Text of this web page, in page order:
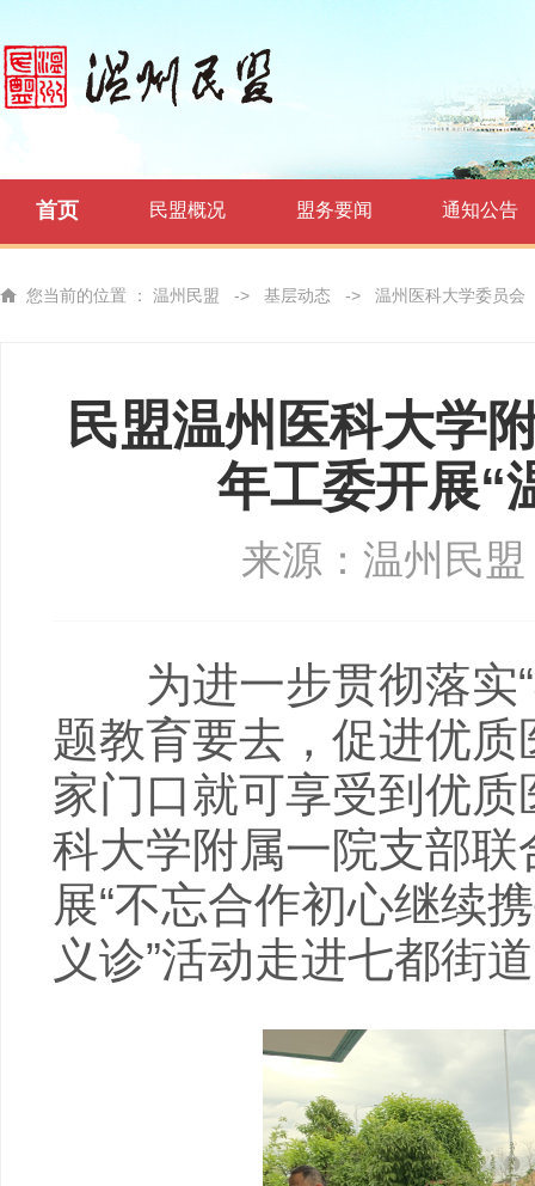
首页 民盟概况 盟务要闻 通知公告
您当前的位置 ： 温州民盟 -> 基层动态 -> 温州医科大学委员会
民盟温州医科大学
年工委开展“
来源：温州民盟
为进一步贯彻落实“
题教育要去，促进优
家门口就可享受到优
科大学附属一院支部
展“不忘合作初心继续
义诊”活动走进七都街